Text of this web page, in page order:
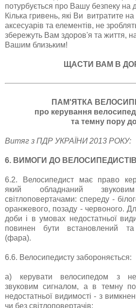
потурбується про Вашу безпеку на
Кілька гривень, які Ви витратите
аксесуарів та елементів, не
збережуть Вам здоров'я та життя,
Вашим близьким!
ЩАСТИ ВАМ В
ПАМ'ЯТКА
про керування
та темну пору
Витяг з ПДР УКРАЇНИ 2013 РОКУ:
6. ВИМОГИ ДО ВЕЛОСИПЕДИСТІВ
6.2. Велосипедист має право
який обладнаний
світлоповертачами: спереду -
оранжевого, позаду - червоного.
доби і в умовах недостатньої
повинен бути встановлений та
(фара).
6.6. Велосипедисту забороняється:
а) керувати велосипедом з
звуковим сигналом, а в темну
недостатньої видимості - з
чи без світлоповертачів;